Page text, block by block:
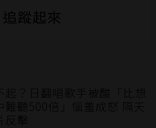
蹤起來
起？日翻唱歌手被酸「比想
難聽500倍」惱羞成怒 隔天
反擊